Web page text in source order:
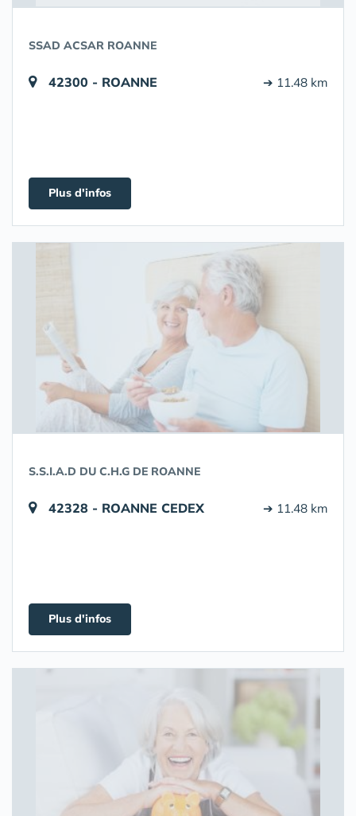
SSAD ACSAR ROANNE
42300 - ROANNE ➔ 11.48 km
Plus d'infos
S.S.I.A.D DU C.H.G DE ROANNE
42328 - ROANNE CEDEX ➔ 11.48 km
Plus d'infos